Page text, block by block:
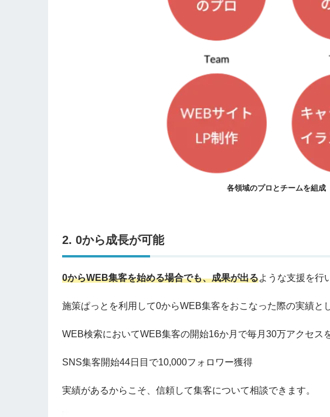
各領域のプロとチームを組成
2. 0から成長が可能
0からWEB集客を始める場合でも、成果が出るような支援を行
施策ぱっとを利用して0からWEB集客をおこなった際の実績と
WEB検索においてWEB集客の開始16か月で毎月30万アクセス
SNS集客開始44日目で10,000フォロワー獲得
実績があるからこそ、信頼して集客について相談できます。